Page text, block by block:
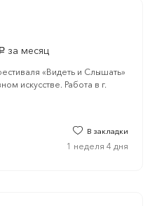
за месяц
«Видеть и Слышать»
искусстве. Работа в г.
В закладки
1 неделя 4 дня